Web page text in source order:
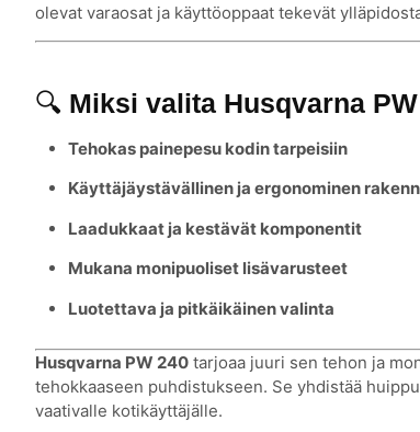
olevat varaosat ja käyttöoppaat tekevät
🔍 Miksi valita Husqvarna
Tehokas painepesu kodin tarpeisiin
Käyttäjäystävällinen ja ergonominen
Laadukkaat ja kestävät komponentit
Mukana monipuoliset lisävarusteet
Luotettava ja pitkäikäinen valinta
Husqvarna PW 240 tarjoaa juuri sen tehon ja
tehokkaaseen puhdistukseen. Se yhdistää
vaativalle kotikäyttäjälle.